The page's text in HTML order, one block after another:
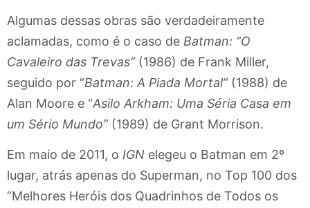
Algumas dessas obras são verdadeiramente
aclamadas, como é o caso de Batman: “O
Cavaleiro das Trevas”(1986) de Frank Miller,
seguido por “Batman: A Piada Mortal”(1988) de
Alan Moore e “Asilo Arkham: Uma Séria Casa em
um Sério Mundo”(1989) de Grant Morrison.
Em maio de 2011, o IGN elegeu o Batman em 2º
lugar, atrás apenas do Superman, no Top 100 dos
“Melhores Heróis dos Quadrinhos de Todos os